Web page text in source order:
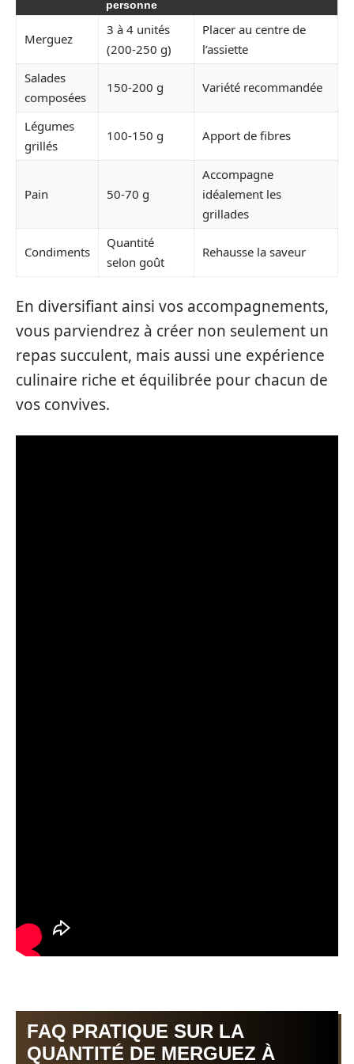
personne
Merguez
3 à 4 unités
(200-250 g)
Placer au centre de
l’assiette
Salades
composées
150-200 g Variété recommandée
Légumes
grillés
100-150 g Apport de fibres
Pain 50-70 g
Accompagne
idéalement les
grillades
Condiments
Quantité
selon goût
Rehausse la saveur
En diversifiant ainsi vos accompagnements,
vous parviendrez à créer non seulement un
repas succulent, mais aussi une expérience
culinaire riche et équilibrée pour chacun de
vos convives.
FAQ PRATIQUE SUR LA
QUANTITÉ DE MERGUEZ À